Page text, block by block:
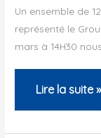
Un ensemble de
représenté le
mars à 14H30
Néoules
:
Traces
Lire la suite »